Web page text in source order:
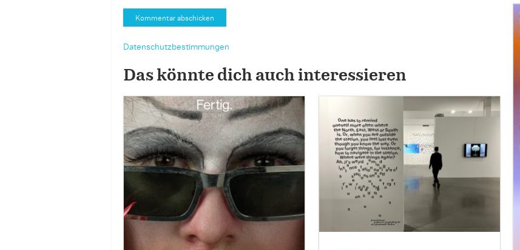
Datenschutzbestimmungen
Das könnte dich auch interessieren